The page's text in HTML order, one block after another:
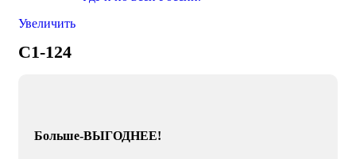
Увеличить
C1-124
Больше-ВЫГОДНЕЕ!